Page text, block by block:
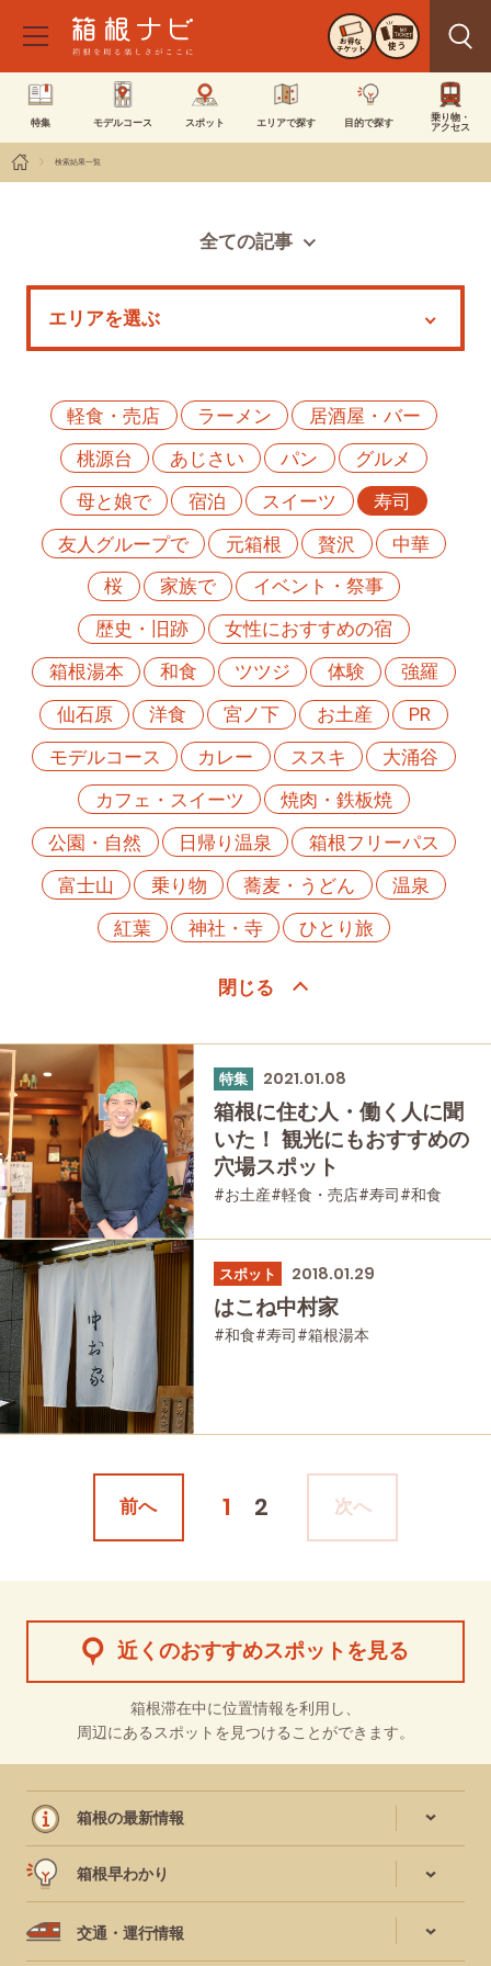
お得な
チケット 使う
特集 モデルコース スポット エリアで探す 目的で探す
乗り物・
アクセス
検索結果一覧
全ての記事
特集
軽食・売店
ラーメン
居酒屋・バー
桃源台
あじさい パン
グルメ
母と娘で
宿泊 スイーツ
寿司
友人グループで
元箱根 贅沢
中華
桜
家族で
イベント・祭事
歴史・旧跡
女性におすすめの宿
箱根湯本
和食 ツツジ 体験
強羅
仙石原
洋食 宮ノ下 お土産
PR
モデルコース
カレー ススキ
大涌谷
カフェ・スイーツ
焼肉・鉄板焼
公園・自然
日帰り温泉
箱根フリーパス
富士山
乗り物 蕎麦・うどん
温泉
紅葉
神社・寺 ひとり旅
特集 2021.01.08
箱根に住む人・働く人に聞
いた！ 観光にもおすすめの
穴場スポット
#お土産#軽食・売店#寿司 #和食
#家族で#友人グループで#グルメ
#乗り物#公園・自然
スポット 2018.01.29
はこね中村家
#和食#寿司#箱根湯本
前へ 1 2 次へ
近くのおすすめスポットを見る
箱根滞在中に位置情報を利用し、
周辺にあるスポットを見つけることができます。
箱根の最新情報
箱根早わかり
交通・運行情報